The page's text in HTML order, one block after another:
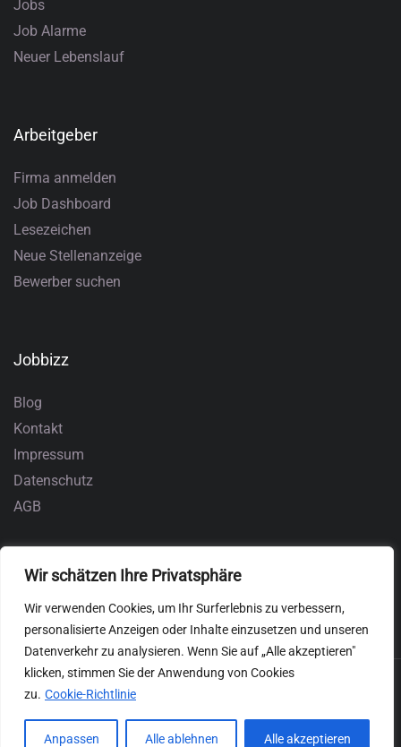
Wir schätzen Ihre Privatsphäre
Wir verwenden Cookies, um Ihr Surferlebnis zu verbessern,
personalisierte Anzeigen oder Inhalte einzusetzen und unseren
Datenverkehr zu analysieren. Wenn Sie auf „Alle akzeptieren"
klicken, stimmen Sie der Anwendung von Cookies
zu. Cookie-Richtlinie
Anpassen Alle ablehnen Alle akzeptieren
Jobs
Job Alarme
Neuer Lebenslauf
Arbeitgeber
Firma anmelden
Job Dashboard
Lesezeichen
Neue Stellenanzeige
Bewerber suchen
Jobbizz
Blog
Kontakt
Impressum
Datenschutz
AGB